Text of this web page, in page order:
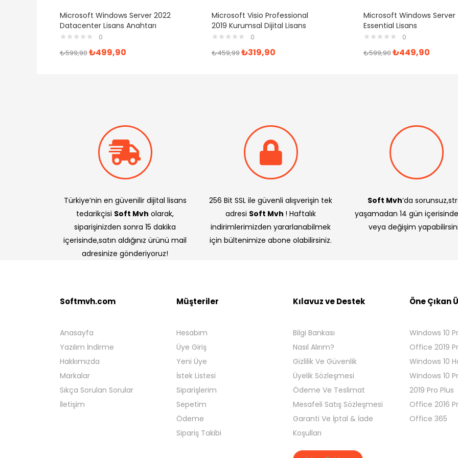
Microsoft Windows Server 2022
Datacenter Lisans Anahtarı
0
₺599,90₺499,90
Microsoft Visio Professional
2019 Kurumsal Dijital Lisans
0
₺459,99₺319,90
Microsoft Windows Server
Essential Lisans
0
₺599,90₺449,90
Türkiye’nin en güvenilir dijital lisans
tedarikçisi Soft Mvh olarak,
siparişinizden sonra 15 dakika
içerisinde,satın aldığınız ürünü mail
adresinize gönderiyoruz!
256 Bit SSL ile güvenli alışverişin tek
adresi Soft Mvh ! Haftalık
indirimlerimizden yararlanabilmek
için bültenimize abone olabilirsiniz.
Soft Mvh‘da
yaşamadan 14 gün
veya değişim
Softmvh.com
Anasayfa
Yazılım İndirme
Hakkımızda
Markalar
Sıkça Sorulan Sorular
İletişim
Müşteriler
Hesabım
Üye Giriş
Yeni Üye
İstek Listesi
Siparişlerim
Sepetim
Ödeme
Sipariş Takibi
Kılavuz ve Destek
Bilgi Bankası
Nasıl Alırım?
Gizlilik Ve Güvenlik
Üyelik Sözleşmesi
Ödeme Ve Teslimat
Mesafeli Satış Sözleşmesi
Garanti Ve İptal & İade
Koşulları
Öne Çıkan
Windows 10
Office 2019
Windows 10
Windows 10
2019 Pro Plus
Office 2016
Office 365